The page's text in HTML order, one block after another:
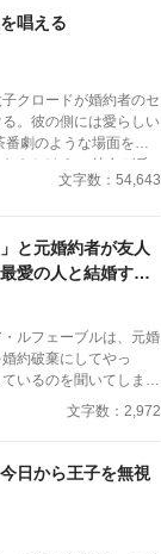
唱える
クロードが婚約者のセ
。彼の側には愛らしい
る。 彼女が反
破棄ではなく、アンナ
にとって
ては現実のお話。
文字数：54,643
と元婚約者が友人
愛の人と結婚する
消してほしいなん
ルフェーブルは、元婚
約破棄にしてやっ
いるのを聞いてしま
儘だし気に入らないこ
者にシーアが愛想を尽
慢さに首を締められ、
ってきたが、シーアは
見つけ、結婚してい
て欲しいなんて、も
文字数：2,972
日から王子を無視